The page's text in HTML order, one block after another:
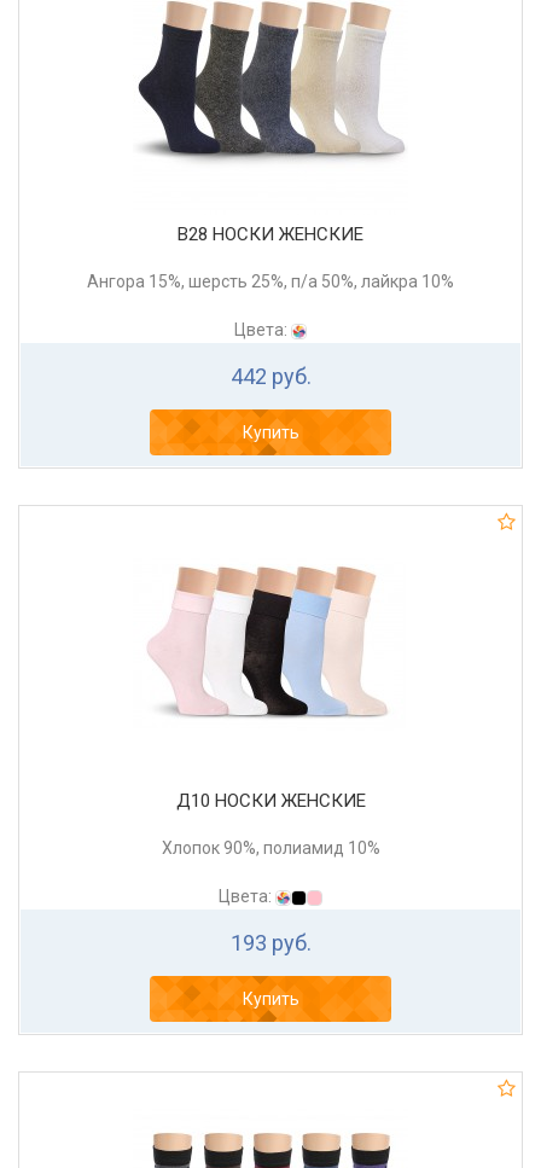
В28 НОСКИ ЖЕНСКИЕ
Ангора 15%, шерсть 25%, п/а 50%, лайкра 10%
Цвета:
442 руб.
Купить
Д10 НОСКИ ЖЕНСКИЕ
Хлопок 90%, полиамид 10%
Цвета:
193 руб.
Купить